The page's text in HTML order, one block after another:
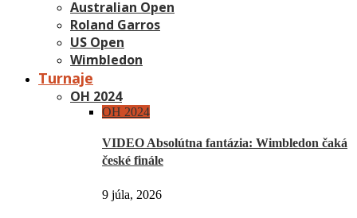
Australian Open
Roland Garros
US Open
Wimbledon
Turnaje
OH 2024
OH 2024
VIDEO Absolútna fantázia: Wimbledon čaká
české finále
9 júla, 2026